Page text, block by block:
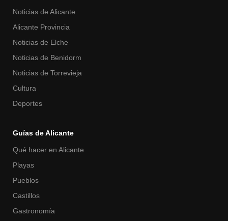
Noticias de Alicante
Alicante Provincia
Noticias de Elche
Noticias de Benidorm
Noticias de Torrevieja
Cultura
Deportes
Guías de Alicante
Qué hacer en Alicante
Playas
Pueblos
Castillos
Gastronomía